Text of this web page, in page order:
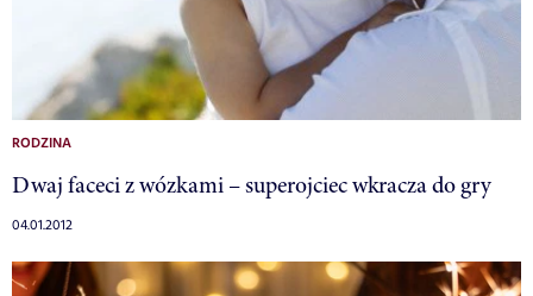
RODZINA
Dwaj faceci z wózkami – superojciec wkracza do gry
04.01.2012